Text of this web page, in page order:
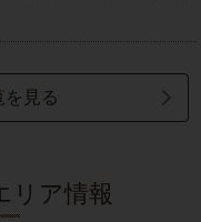
を見る
リア情報